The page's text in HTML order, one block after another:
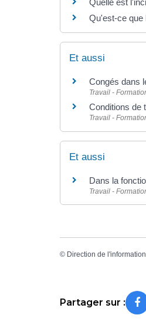
Quelle est
Qu'est-ce que
Et aussi
Congés dans
Travail -
Conditions de
Travail -
Et aussi
Dans la
Travail -
© Direction de
Partager sur :